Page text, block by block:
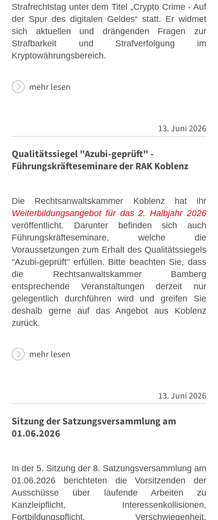
Strafrechtstag unter dem Titel „Crypto Crime - Auf
der Spur des digitalen Geldes“ statt. Er widmet
sich aktuellen und drängenden Fragen zur
Strafbarkeit und Strafverfolgung im
Kryptowährungsbereich.
mehr lesen
13. Juni 2026
Qualitätssiegel "Azubi-geprüft" -
Führungskräfteseminare der RAK Koblenz
Die Rechtsanwaltskammer Koblenz hat ihr
Weiterbildungsangebot für das 2. Halbjahr 2026
veröffentlicht. Darunter befinden sich auch
Führungskräfteseminare, welche die
Voraussetzungen zum Erhalt des Qualitätssiegels
"Azubi-geprüft" erfüllen. Bitte beachten Sie, dass
die Rechtsanwaltskammer Bamberg
entsprechende Veranstaltungen derzeit nur
gelegentlich durchführen wird und greifen Sie
deshalb gerne auf das Angebot aus Koblenz
zurück.
mehr lesen
13. Juni 2026
Sitzung der Satzungsversammlung am
01.06.2026
In der 5. Sitzung der 8. Satzungsversammlung am
01.06.2026 berichteten die Vorsitzenden der
Ausschüsse über laufende Arbeiten zu
Kanzleipflicht, Interessenkollisionen,
Fortbildungspflicht, Verschwiegenheit,